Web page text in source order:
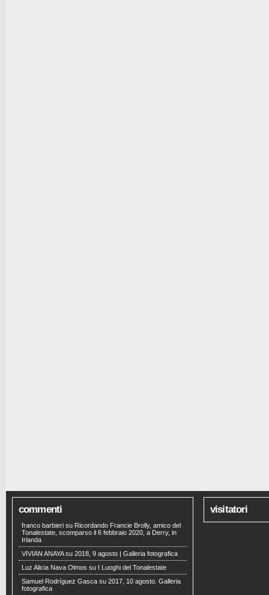
commenti
franco barbieri su Ricordando Francie Brolly, amico del
Tonalestate, scomparso il 6 febbraio 2020, a Derry, in
Irlanda
VIVIAN ANAYAsu 2018, 9 agosto | Galleria fotografica
Luz Alicia Nava Olmos su
I Luoghi del Tonalestate
Samuel Rodríguez Gasca su 2017, 10 agosto. Galleria
fotografica
visitatori